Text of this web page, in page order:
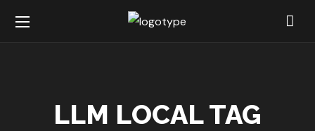
LLM LOCAL TAG